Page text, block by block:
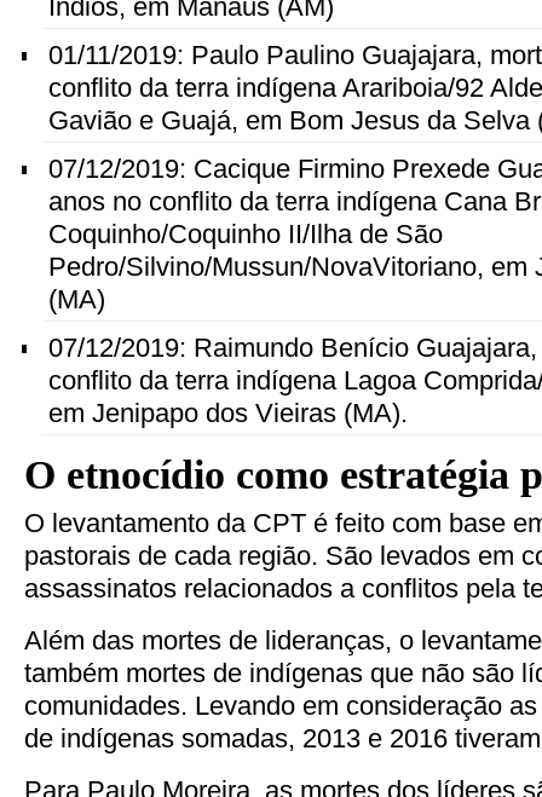
Índios, em Manaus (AM)
01/11/2019: Paulo Paulino Guajajara,
conflito da terra indígena Arariboia/92
Gavião e Guajá, em Bom Jesus da Selva
07/12/2019: Cacique Firmino Prexede
anos no conflito da terra indígena Cana
Coquinho/Coquinho II/Ilha de São
Pedro/Silvino/Mussun/NovaVitoriano, em
(MA)
07/12/2019: Raimundo Benício
conflito da terra indígena Lagoa
em Jenipapo dos Vieiras (MA).
O etnocídio como estratégia
O levantamento da CPT é feito com base
pastorais de cada região. São levados em
assassinatos relacionados a conflitos pela
Além das mortes de lideranças, o
também mortes de indígenas que não são
comunidades. Levando em consideração
de indígenas somadas, 2013 e 2016
Para Paulo Moreira, as mortes dos líderes